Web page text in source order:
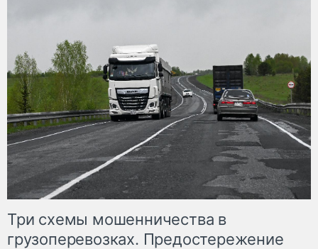
Три схемы мошенничества в
грузоперевозках. Предостережение